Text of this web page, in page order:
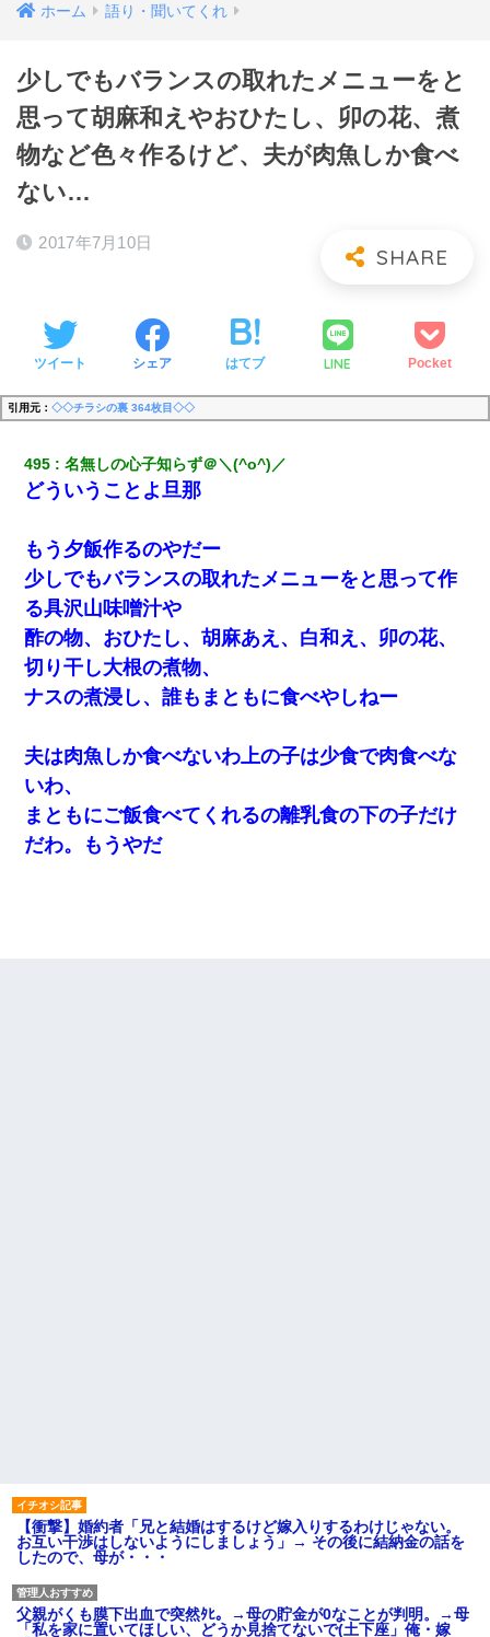
ホーム 語り・聞いてくれ
少しでもバランスの取れたメニューをと
思って胡麻和えやおひたし、卯の花、煮
物など色々作るけど、夫が肉魚しか食べ
ない…
2017年7月10日
ツイート シェア はてブ LINE Pocket
引用元： ◇◇チラシの裏 364枚目◇◇
495 名無しの心子知らず＠＼(^o^)／
どういうことよ旦那
もう夕飯作るのやだー
少しでもバランスの取れたメニューをと思って作
る具沢山味噌汁や
酢の物、おひたし、胡麻あえ、白和え、卯の花、
切り干し大根の煮物、
ナスの煮浸し、誰もまともに食べやしねー
夫は肉魚しか食べないわ上の子は少食で肉食べな
いわ、
まともにご飯食べてくれるの離乳食の下の子だけ
だわ。もうやだ
【衝撃】婚約者「兄と結婚はするけど嫁入りするわけじゃない。
お互い干渉はしないようにしましょう」→ その後に結納金の話を
したので、母が・・・
父親がくも膜下出血で突然ﾀﾋ。→母の貯金が0なことが判明。→母
「私を家に置いてほしい、どうか見捨てないで(土下座」俺・嫁